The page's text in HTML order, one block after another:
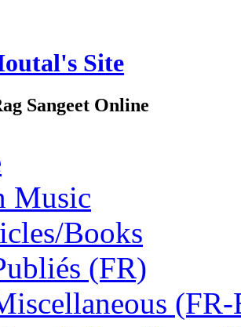
Site
Sangeet Online
Music
Books
(FR)